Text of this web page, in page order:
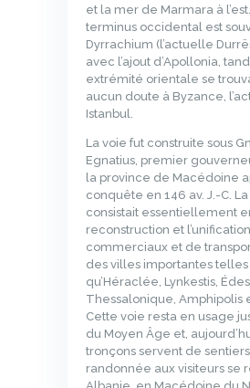
et la mer de Marmara à
terminus occidental est
Dyrrachium (l’actuelle
avec l’ajout d’Apollonia,
extrémité orientale se
aucun doute à Byzance,
Istanbul.
La voie fut construite sous
Egnatius, premier
la province de Macédoine
conquête en 146 av. J.-C.
consistait essentiellement
reconstruction et
commerciaux et de
des villes importantes telles
qu’Héraclée, Lynkestis,
Thessalonique, Amphipolis
Cette voie resta en usage
du Moyen Âge et,
tronçons servent de
randonnée aux visiteurs se